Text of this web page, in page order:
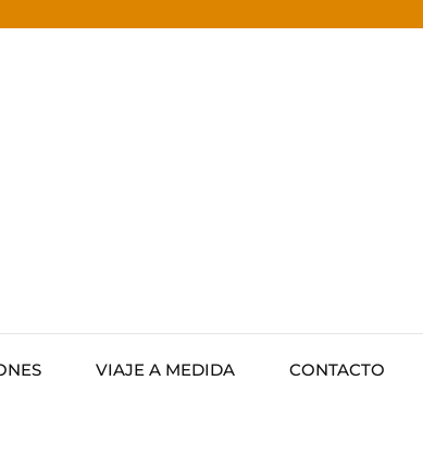
VIAJE A MEDIDA CONTACTO